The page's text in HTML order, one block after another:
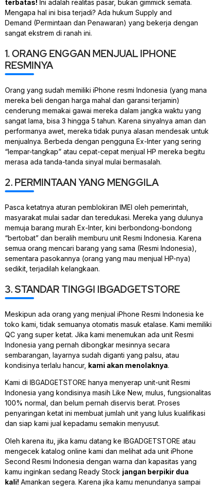
terbatas! Ini adalah realitas pasar, bukan gimmick semata.
Mengapa hal ini bisa terjadi? Ada hukum Supply and
Demand (Permintaan dan Penawaran) yang bekerja dengan
sangat ekstrem di ranah ini.
1. ORANG ENGGAN MENJUAL IPHONE
RESMINYA
Orang yang sudah memiliki iPhone resmi Indonesia (yang mana
mereka beli dengan harga mahal dan garansi terjamin)
cenderung memakai gawai mereka dalam jangka waktu yang
sangat lama, bisa 3 hingga 5 tahun. Karena sinyalnya aman dan
performanya awet, mereka tidak punya alasan mendesak untuk
menjualnya. Berbeda dengan pengguna Ex-Inter yang sering
“lempar-tangkap” atau cepat-cepat menjual HP mereka begitu
merasa ada tanda-tanda sinyal mulai bermasalah.
2. PERMINTAAN YANG MENGGILA
Pasca ketatnya aturan pemblokiran IMEI oleh pemerintah,
masyarakat mulai sadar dan teredukasi. Mereka yang dulunya
memuja barang murah Ex-Inter, kini berbondong-bondong
“bertobat” dan beralih memburu unit Resmi Indonesia. Karena
semua orang mencari barang yang sama (Resmi Indonesia),
sementara pasokannya (orang yang mau menjual HP-nya)
sedikit, terjadilah kelangkaan.
3. STANDAR TINGGI IBGADGETSTORE
Meskipun ada orang yang menjual iPhone Resmi Indonesia ke
toko kami, tidak semuanya otomatis masuk etalase. Kami memiliki
QC yang super ketat. Jika kami menemukan ada unit Resmi
Indonesia yang pernah dibongkar mesinnya secara
sembarangan, layarnya sudah diganti yang palsu, atau
kondisinya terlalu hancur, kami akan menolaknya.
Kami di IBGADGETSTORE hanya menyerap unit-unit Resmi
Indonesia yang kondisinya masih Like New, mulus, fungsionalitas
100% normal, dan belum pernah diservis berat. Proses
penyaringan ketat ini membuat jumlah unit yang lulus kualifikasi
dan siap kami jual kepadamu semakin menyusut.
Oleh karena itu, jika kamu datang ke IBGADGETSTORE atau
mengecek katalog online kami dan melihat ada unit iPhone
Second Resmi Indonesia dengan warna dan kapasitas yang
kamu inginkan sedang Ready Stock jangan berpikir dua
kali! Amankan segera. Karena jika kamu menundanya sampai